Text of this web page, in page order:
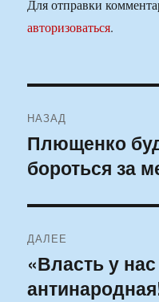
Для отправки
авторизоваться.
по
записям
НАЗАД
Предыдущая
запись:
Плющенко
бороться за
ДАЛЕЕ
Следующая
запись:
«Власть у